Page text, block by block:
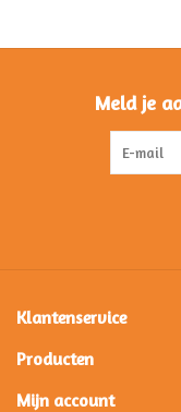
Meld je
Klantenservice
Producten
Mijn account